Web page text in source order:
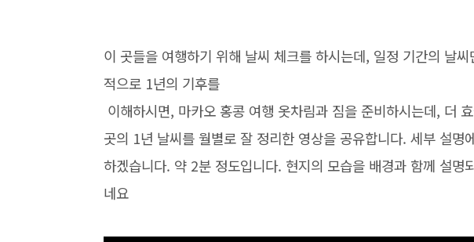
이 곳들을 여행하기 위해 날씨 체크를 하시는데, 일정 기간의 날
적으로 1년의 기후를
이해하시면, 마카오 홍콩 여행 옷차림과 짐을 준비하시는데, 더
곳의 1년 날씨를 월별로 잘 정리한 영상을 공유합니다. 세부 설명
하겠습니다. 약 2분 정도입니다. 현지의 모습을 배경과 함께 설명
네요